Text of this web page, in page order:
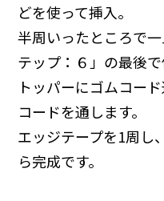
どを使って挿入。
半周いったところで
テップ：６」の最後
トッパーにゴムコー
コードを通します。
エッジテープを1周し
ら完成です。